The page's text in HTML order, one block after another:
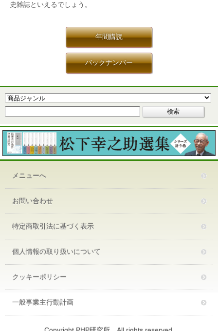
史雑誌といえるでしょう。
年間購読
バックナンバー
メニューへ
お問い合わせ
特定商取引法に基づく表示
個人情報の取り扱いについて
クッキーポリシー
一般事業主行動計画